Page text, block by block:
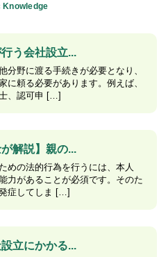
Knowledge
う会社設立...
分野に渡る手続きが必要となり、
に頼る必要があります。例えば、
、認可申 […]
が解説】親の...
めの法的行為を行うには、本人
力があることが必須です。そのた
症してしま […]
立にかかる...